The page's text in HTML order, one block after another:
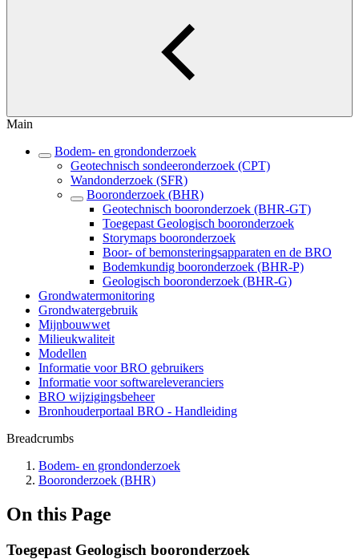
Main
Bodem- en grondonderzoek
Geotechnisch sondeeronderzoek (CPT)
Wandonderzoek (SFR)
Booronderzoek (BHR)
Geotechnisch booronderzoek (BHR-GT)
Toegepast Geologisch booronderzoek
Storymaps booronderzoek
Boor- of bemonsteringsapparaten en de BRO
Bodemkundig booronderzoek (BHR-P)
Geologisch booronderzoek (BHR-G)
Grondwatermonitoring
Grondwatergebruik
Mijnbouwwet
Milieukwaliteit
Modellen
Informatie voor BRO gebruikers
Informatie voor softwareleveranciers
BRO wijzigingsbeheer
Bronhouderportaal BRO - Handleiding
Breadcrumbs
Bodem- en grondonderzoek
Booronderzoek (BHR)
On this Page
Toegepast Geologisch booronderzoek